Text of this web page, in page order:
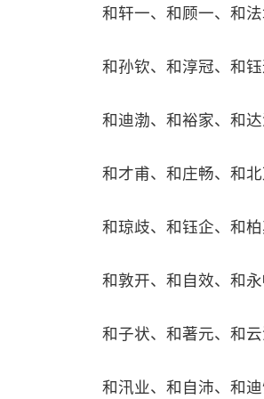
和轩一、和顾一、和
和孙钦、和淳冠、和
和迪渤、和裕家、和
和才甫、和庄畅、和
和琼歧、和钰企、和
和敦开、和自效、和
和子状、和著元、和
和汛业、和自沛、和